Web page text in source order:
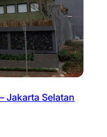
Jakarta Selatan